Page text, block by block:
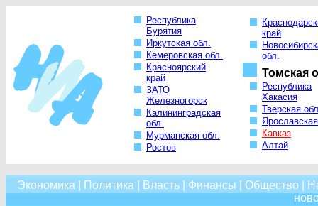
Республика
Бурятия
Иркутская обл.
Кемеровская обл.
Красноярский
край
ЗАТО
Железногорск
Калининградская
обл.
Мурманская обл.
Ростов
край
обл.
Томская
Республика
Хакасия
Тверская
Кавказ
Алтай
Экономика Политика Власть| Финансы Общество